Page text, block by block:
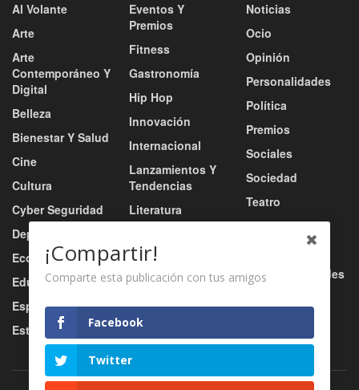
Al Volante
Arte
Arte
Contemporáneo Y
Digital
Belleza
Bienestar Y Salud
Cine
Cultura
Cyber Seguridad
Deportes
Economía
Educación
Esports
Estilo De Vida
Eventos Y
Premios
Fitness
Gastronomía
Hip Hop
Innovación
Internacional
Lanzamientos Y
Tendencias
Literatura
Música
Música Urbana
Nacional
Negocio
Noticias
Ocio
Opinión
Personalidades
Política
Premios
Sociales
Sociedad
Teatro
Tecnología
Tv / Radio / Redes
¡Compartir!
Comparte esta publicación con tus amigos
Facebook
Twitter